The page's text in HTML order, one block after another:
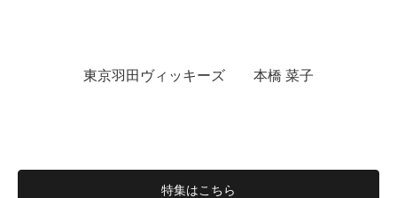
東京羽田ヴィッキーズ 本橋 菜子
特集はこちら